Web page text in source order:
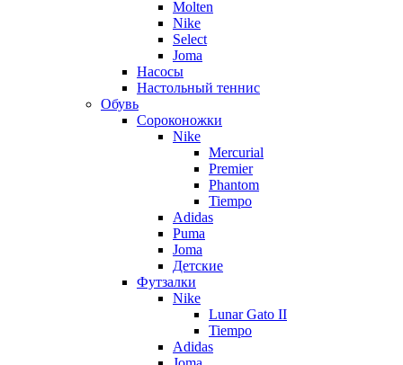
Molten
Nike
Select
Joma
Насосы
Настольный теннис
Обувь
Сороконожки
Nike
Mercurial
Premier
Phantom
Tiempo
Adidas
Puma
Joma
Детские
Футзалки
Nike
Lunar Gato II
Tiempo
Adidas